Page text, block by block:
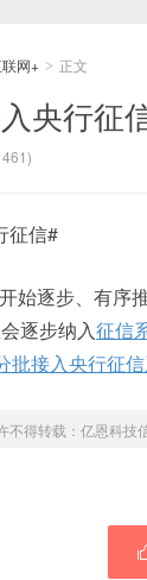
网+ > 正文
央行征
征信#
始逐步、有序
逐步纳入征信
批接入央行征
不得转载： 亿恩科技